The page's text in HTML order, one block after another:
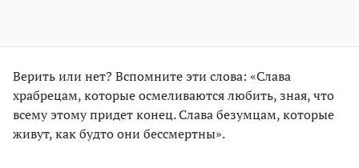
Верить или нет? Вспомните эти слова: «Слава
храбрецам, которые осмеливаются любить, зная, что
всему этому придет конец. Слава безумцам, которые
живут, как будто они бессмертны».